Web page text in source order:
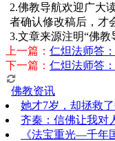
2.佛教导航欢迎广大
者确认修改稿后，才
3.文章来源注明“佛
上一篇： 仁炟法师答
下一篇： 仁炟法师答
佛教资讯
她才7岁，却拯救了
齐秦：信佛让我对
《法宝重光—千年